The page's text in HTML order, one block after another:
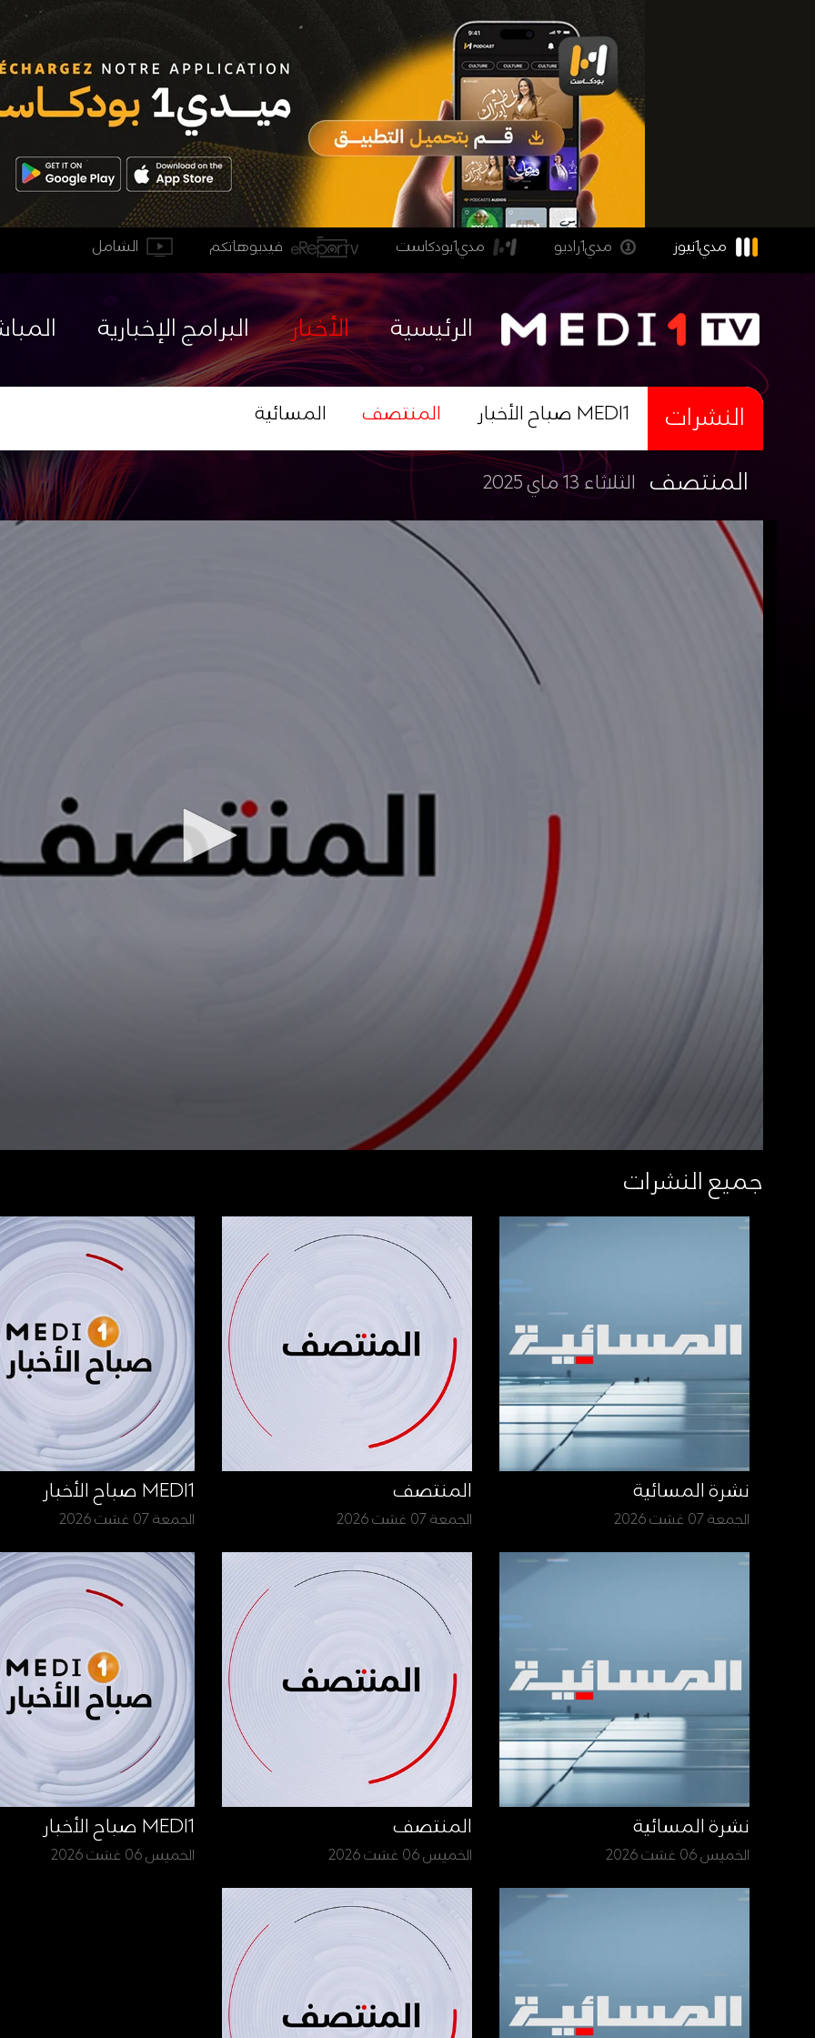
الشامل فيديوهاتكم مدي1بودكاست مدي1راديو مدي1نيوز
البرامج الإخبارية الأخبار الرئيسية
المسائية المنتصف صباح الأخبار MEDI1 النشرات
الثلاثاء 13 ماي 2025 المنتصف
شاهد الفيديو
جميع النشرات
نشرة المسائية
الجمعة 07 غشت 2026
المنتصف
الجمعة 07 غشت 2026
MEDI1 صباح الأخبار
الجمعة 07 غشت 2026
نشرة المسائية
الخميس 06 غشت 2026
المنتصف
الخميس 06 غشت 2026
MEDI1 صباح الأخبار
الخميس 06 غشت 2026